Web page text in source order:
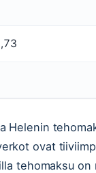
Helenin
ovat
tehomaksu